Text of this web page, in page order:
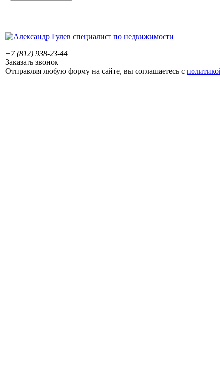
+7 (812) 938-23-44
Заказать звонок
Отправляя любую форму на сайте, вы соглашаетесь с